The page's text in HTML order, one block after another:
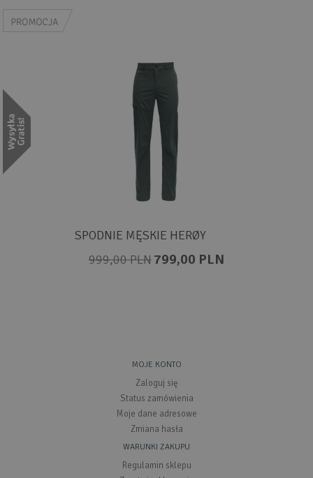
SPODNIE MĘSKIE HERØY
999,00 PLN799,00 PLN
MOJE KONTO
Zaloguj się
Status zamówienia
Moje dane adresowe
Zmiana hasła
WARUNKI ZAKUPU
Regulamin sklepu